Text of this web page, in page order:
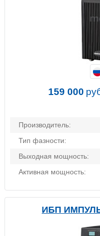
Производитель:
Тип фазности:
Выходная мощность:
Активная мощность:
159 000
ИБП